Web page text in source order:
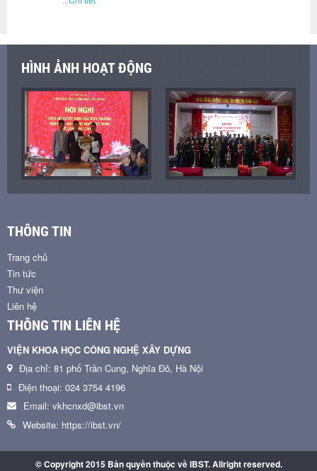
HÌNH ẢNH HOẠT ĐỘNG
THÔNG TIN
Trang chủ
Tin tức
Thư viện
Liên hệ
THÔNG TIN LIÊN HỆ
VIỆN KHOA HỌC CÔNG NGHỆ XÂY DỰNG
Địa chỉ: 81 phố Trần Cung, Nghĩa Đô, Hà Nội
Điện thoại: 024 3754 4196
Email: vkhcnxd@ibst.vn
Website: https://ibst.vn/
© Copyright 2015 Bản quyền thuộc về IBST. Allright reserved.